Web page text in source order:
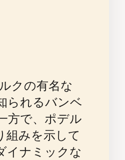
クの有名な
られるバンベ
方で、ポデル
組みを示して
イナミックな